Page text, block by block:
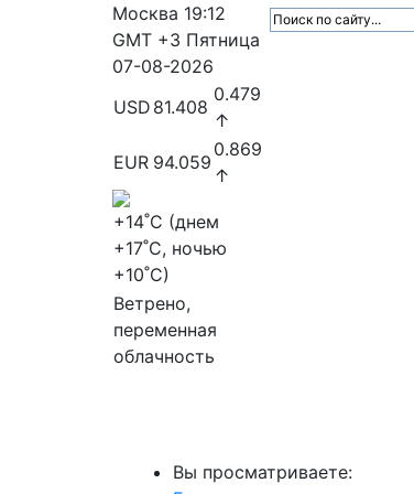
Москва 19:12
GMT +3 Пятница
07-08-2026
USD 81.408
0.479
↑
EUR 94.059
0.869
↑
+14˚C (днем
+17˚C, ночью
+10˚C)
Ветрено,
переменная
облачность
Вы просматриваете: